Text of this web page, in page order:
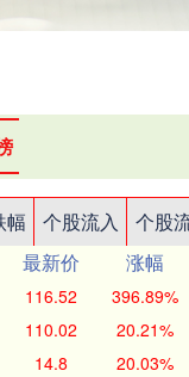
幅 个股流入 个股
最新价 涨幅
116.52 396.89%
110.02 20.21%
14.8 20.03%